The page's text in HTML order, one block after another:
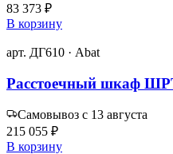
83 373 ₽
В корзину
арт. ДГ610 · Abat
Расстоечный шкаф
Самовывоз с 13 августа
215 055 ₽
В корзину